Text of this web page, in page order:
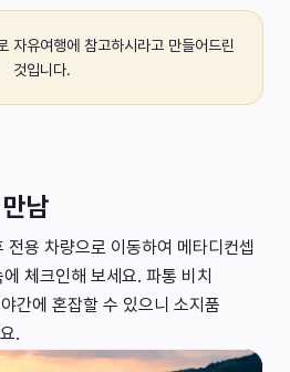
자유여행에 참고하시라고 만들어드린
것입니다.
남
전용 차량으로 이동하여 메타디컨셉
체크인해 보세요. 파통 비치
에 혼잡할 수 있으니 소지품
.